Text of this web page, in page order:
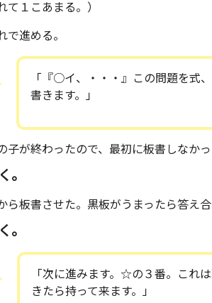
て１こあまる。）
進める。
「『○イ、・・・』この問題を式
書きます。」
子が終わったので、最初に板書しなかっ
。
ら板書させた。黒板がうまったら答え合
。
「次に進みます。☆の３番。これ
きたら持って来ます。」